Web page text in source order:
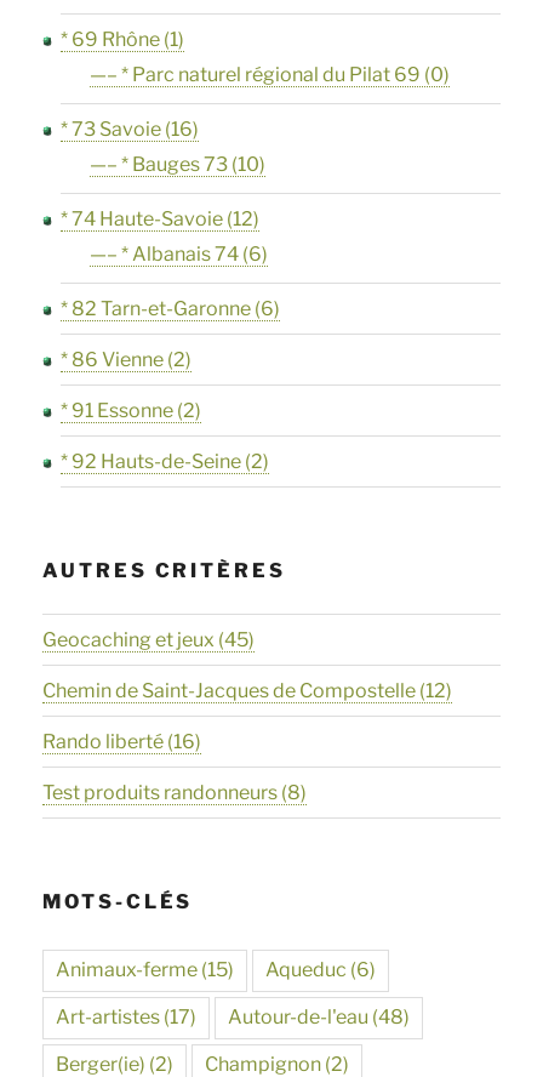
* 69 Rhône (1)
—– * Parc naturel régional du Pilat 69 (0)
* 73 Savoie (16)
—– * Bauges 73 (10)
* 74 Haute-Savoie (12)
—– * Albanais 74 (6)
* 82 Tarn-et-Garonne (6)
* 86 Vienne (2)
* 91 Essonne (2)
* 92 Hauts-de-Seine (2)
AUTRES CRITÈRES
Geocaching et jeux (45)
Chemin de Saint-Jacques de Compostelle (12)
Rando liberté (16)
Test produits randonneurs (8)
MOTS-CLÉS
Animaux-ferme (15) Aqueduc (6)
Art-artistes (17) Autour-de-l'eau (48)
Berger(ie) (2) Champignon (2)